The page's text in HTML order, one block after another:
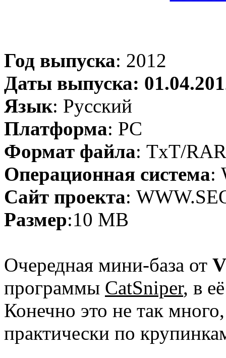
Год выпуска: 2012
Даты выпуска:
Язык: Русский
Платформа: PC
Формат файла: TxT/RAR
Операционная система:
Сайт проекта:
Размер:10 MB
Очередная мини-база от
программы CatSniper, в
Конечно это не так
практически по